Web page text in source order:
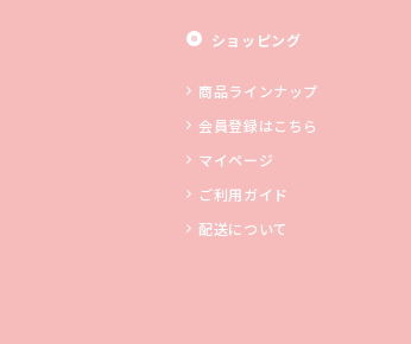
ショッピング
商品ラインナップ
会員登録はこちら
マイページ
ご利用ガイド
配送について